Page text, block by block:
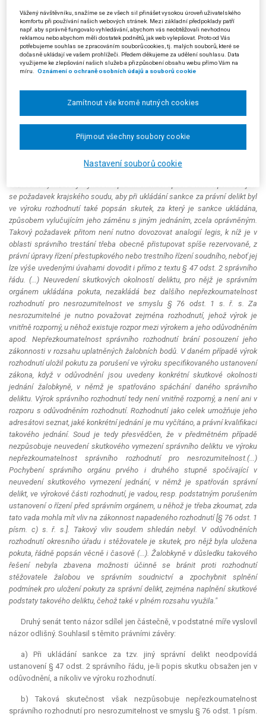
správního řádu, podle nějž výrok obsahuje rozhodnutí ve věci s uvedením
ustanovení právního předpisu, podle něhož bylo rozhodnuto, popřípadě též
rozhodnutí o povinnosti nahradit náklady řízení. Pokud se v rozhodnutí
ukládá účastníkovi řízení povinnost k plnění, stanoví pro ni správní orgán
lhůtu, která nesmí být kratší, než stanoví zvláštní právní předpis. Z cit.
obsahovat věcné, časové a místní vymezení jednání, v němž je spatřován
správní delikt. Na straně druhé setrvává soud na závěrech dosavadní
rozhodnutí je schopna zasáhnout práva a povinnosti účastníků řízení a jako
taková pouze ona může nabýt právní moci. Řádně formulovaný výrok je
nezastupitelnou částí rozhodnutí; toliko z něj lze zjistit, zda a jaká
povinnost byla uložena, pouze porovnáním výroku lze usuzovat na
se požadavek krajského soudu, aby při ukládání sankce za právní delikt byl
ve výroku rozhodnutí také popsán skutek, za který je sankce ukládána,
způsobem vylučujícím jeho záměnu s jiným jednáním, zcela oprávněným.
Takový požadavek přitom není nutno dovozovat analogií legis, k níž je v
oblasti správního trestání třeba obecně přistupovat spíše rezervovaně, z
právní úpravy řízení přestupkového nebo trestního řízení soudního, neboť jej
lze výše uvedenými úvahami dovodit i přímo z textu § 47 odst. 2 správního
řádu. (...) Neuvedení skutkových okolností deliktu, pro nějž je správním
orgánem ukládána pokuta, nezakládá bez dalšího nepřezkoumatelnost
rozhodnutí pro nesrozumitelnost ve smyslu § 76 odst. 1 s. ř. s. Za
nesrozumitelné je nutno považovat zejména rozhodnutí, jehož výrok je
vnitřně rozporný, u něhož existuje rozpor mezi výrokem a jeho odůvodněním
apod. Nepřezkoumatelnost správního rozhodnutí brání posouzení jeho
zákonnosti v rozsahu uplatněných žalobních bodů. V daném případě výrok
rozhodnutí uložil pokutu za porušení ve výroku specifikovaného ustanovení
zákona, když v odůvodnění jsou uvedeny konkrétní skutkové okolnosti
jednání žalobkyně, v němž je spatřováno spáchání daného správního
deliktu. Výrok správního rozhodnutí tedy není vnitřně rozporný, a není ani v
rozporu s odůvodněním rozhodnutí. Rozhodnutí jako celek umožňuje jeho
adresátovi seznat, jaké konkrétní jednání je mu vyčítáno, a právní kvalifikaci
takového jednání. Soud je tedy přesvědčen, že v předmětném případě
nezpůsobuje neuvedení skutkového vymezení správního deliktu ve výroku
nepřezkoumatelnost správního rozhodnutí pro nesrozumitelnost.(...)
Pochybení správního orgánu prvého i druhého stupně spočívající v
neuvedení skutkového vymezení jednání, v němž je spatřován správní
delikt, ve výrokové části rozhodnutí, je vadou, resp. podstatným porušením
ustanovení o řízení před správním orgánem, u něhož je třeba zkoumat, zda
tato vada mohla mít vliv na zákonnost napadeného rozhodnutí [§ 76 odst. 1
písm. c) s. ř. s.]. Takový vliv soudem shledán nebyl. V odůvodněních
rozhodnutí okresního úřadu i stěžovatele je skutek, pro nějž byla uložena
pokuta, řádně popsán věcně i časově (...). Žalobkyně v důsledku takového
řešení nebyla zbavena možnosti účinně se bránit proti rozhodnutí
stěžovatele žalobou ve správním soudnictví a zpochybnit splnění
podmínek pro uložení pokuty za správní delikt, zejména naplnění skutkové
podstaty takového deliktu, čehož také v plném rozsahu využila."
Druhý senát tento názor sdílel jen částečně, v podstatné míře vyslovil
názor odlišný. Souhlasil s těmito právními závěry:
a) Při ukládání sankce za tzv. jiný správní delikt neodpovídá
ustanovení § 47 odst. 2 správního řádu, je-li popis skutku obsažen jen v
odůvodnění, a nikoliv ve výroku rozhodnutí.
b) Taková skutečnost však nezpůsobuje nepřezkoumatelnost
správního rozhodnutí pro nesrozumitelnost ve smyslu § 76 odst. 1 písm.
Vážený návštěvníku, snažíme se ze všech sil přinášet vysokou úroveň uživatelského
komfortu při používání našich webových stránek. Mezi základní předpoklady patří
např. aby správně fungovalo vyhledávání, abychom vás neobtěžovali nevhodnou
reklamou nebo abychom měli dostatek podnětů, jak web vylepšovat. Proto od Vás
potřebujeme souhlas se zpracováním souborů cookies, tj. malých souborů, které se
dočasně ukládají ve vašem prohlížeči. Předem děkujeme za udělení souhlasu. Data
využijeme ke zlepšování našich služeb a přizpůsobení obsahu webu přímo Vám na
míru. Oznámení o ochraně osobních údajů a souborů cookie
Nastavení souborů cookie
Zamítnout vše kromě nutných cookies
Přijmout všechny soubory cookie